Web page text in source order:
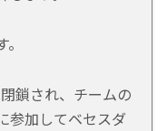
鎖され、チームの
参加してベセスダ